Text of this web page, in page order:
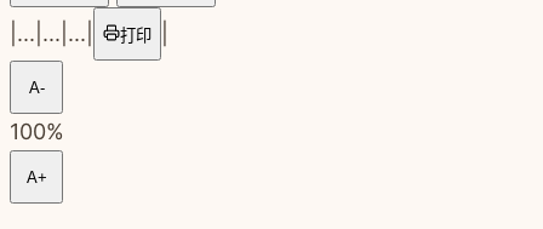
... ... ... 打印
A-
100%
A+